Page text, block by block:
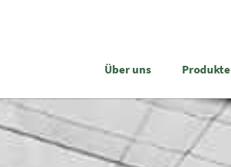
Über uns Produkte